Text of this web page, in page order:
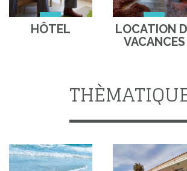
HÔTEL
LOCATION
VACANCES